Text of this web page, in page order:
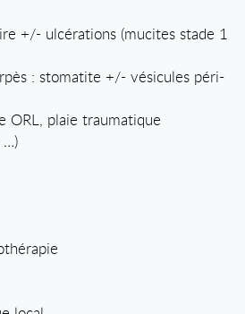
+/- ulcérations (mucites stade 1
: stomatite +/- vésicules péri-
ORL, plaie traumatique
…)